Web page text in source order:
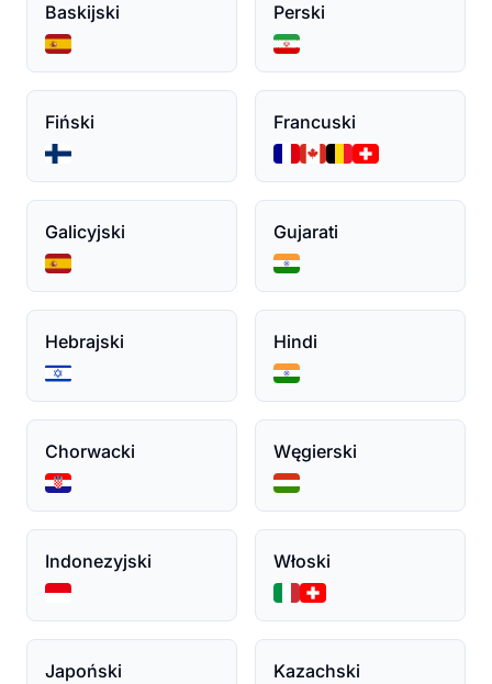
Baskijski Perski
Fiński Francuski
Galicyjski Gujarati
Hebrajski Hindi
Chorwacki Węgierski
Indonezyjski Włoski
Japoński Kazachski